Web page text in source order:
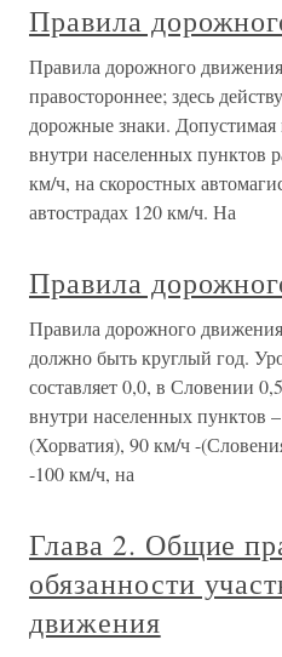
Правила
Правила дорожного
правостороннее; здесь
дорожные знаки. Допустимая
внутри населенных пунктов
км/ч, на скоростных
автострадах 120 км/ч. На
Правила
Правила дорожного
должно быть круглый год.
составляет 0,0, в Словении
внутри населенных пунктов
(Хорватия), 90 км/ч -
-100 км/ч, на
Глава 2. Общие
обязанности
движения